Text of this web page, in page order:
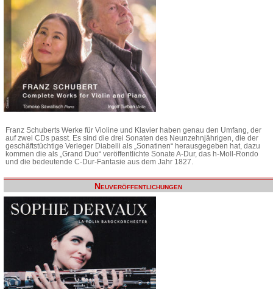
Franz Schuberts Werke für Violine und Klavier haben genau den Umfang, der
auf zwei CDs passt. Es sind die drei Sonaten des Neunzehnjährigen, die der
geschäftstüchtige Verleger Diabelli als „Sonatinen“ herausgegeben hat, dazu
kommen die als „Grand Duo“ veröffentlichte Sonate A-Dur, das h-Moll-Rondo
und die bedeutende C-Dur-Fantasie aus dem Jahr 1827.
Neuveröffentlichungen